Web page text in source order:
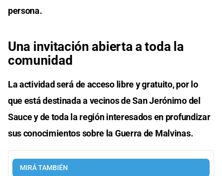
persona.
Una invitación abierta a toda la
comunidad
La actividad será de acceso libre y gratuito, por lo
que está destinada a vecinos de San Jerónimo del
Sauce y de toda la región interesados en profundizar
sus conocimientos sobre la Guerra de Malvinas.
MIRÁ TAMBIÉN